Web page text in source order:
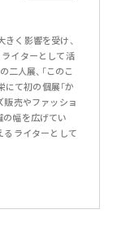
く影響を受け、
ライターとして活
人展、「このこ
にて初の個展「か
販売やファッショ
の幅を広げてい
るライターとして